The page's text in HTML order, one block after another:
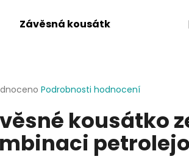
Závěsná kousátka Závěsy
Podrobnosti hodnocení
kousátko
HLEDAT